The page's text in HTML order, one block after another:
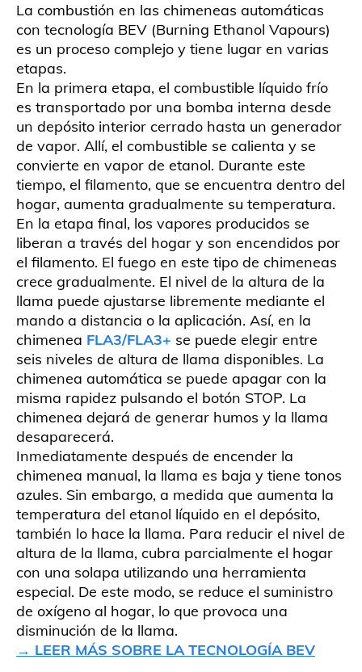
La combustión en las chimeneas automáticas
con tecnología BEV (Burning Ethanol Vapours)
es un proceso complejo y tiene lugar en varias
etapas.
En la primera etapa, el combustible líquido frío
es transportado por una bomba interna desde
un depósito interior cerrado hasta un generador
de vapor. Allí, el combustible se calienta y se
convierte en vapor de etanol. Durante este
tiempo, el filamento, que se encuentra dentro del
hogar, aumenta gradualmente su temperatura.
En la etapa final, los vapores producidos se
liberan a través del hogar y son encendidos por
el filamento. El fuego en este tipo de chimeneas
crece gradualmente. El nivel de la altura de la
llama puede ajustarse libremente mediante el
mando a distancia o la aplicación. Así, en la
chimenea FLA3/FLA3+ se puede elegir entre
seis niveles de altura de llama disponibles. La
chimenea automática se puede apagar con la
misma rapidez pulsando el botón STOP. La
chimenea dejará de generar humos y la llama
desaparecerá.
Inmediatamente después de encender la
chimenea manual, la llama es baja y tiene tonos
azules. Sin embargo, a medida que aumenta la
temperatura del etanol líquido en el depósito,
también lo hace la llama. Para reducir el nivel de
altura de la llama, cubra parcialmente el hogar
con una solapa utilizando una herramienta
especial. De este modo, se reduce el suministro
de oxígeno al hogar, lo que provoca una
disminución de la llama.
→ LEER MÁS SOBRE LA TECNOLOGÍA BEV